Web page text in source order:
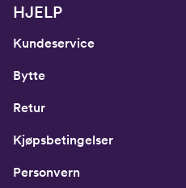
HJELP
Kundeservice
Bytte
Retur
Kjøpsbetingelser
Personvern